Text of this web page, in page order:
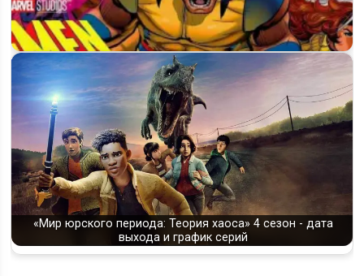
Будет ли 3 сезон мультсериала «Люди Икс ’97» и когда он
выйдет?
«Мир юрского периода: Теория хаоса» 4 сезон - дата
выхода и график серий